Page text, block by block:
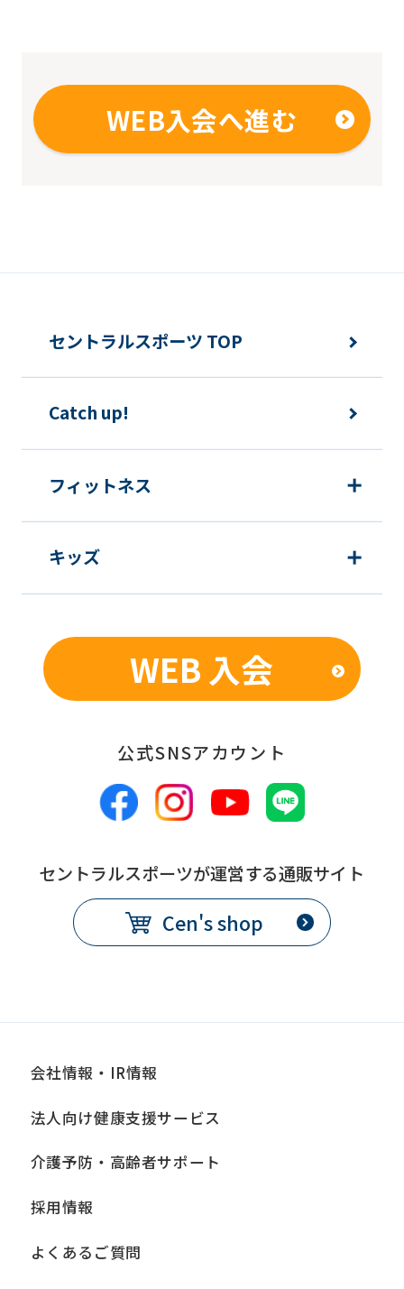
WEB入会へ進む
translation
may
differ
that
you
this
using
Automatic
セントラルスポーツ TOP
Catch up!
フィットネス
キッズ
WEB 入会
公式SNSアカウント
セントラルスポーツが運営する通販サイト
Cen's shop
会社情報・IR情報
法人向け健康支援サービス
介護予防・高齢者サポート
採用情報
よくあるご質問